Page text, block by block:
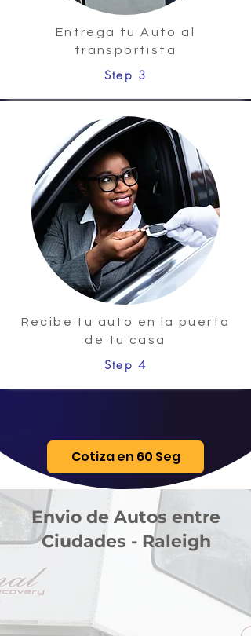
Entrega tu Auto al
transportista
Step 3
Recibe tu auto en la puerta
de tu casa
Step 4
Cotiza en 60 Seg
Envio de Autos entre
Ciudades - Raleigh